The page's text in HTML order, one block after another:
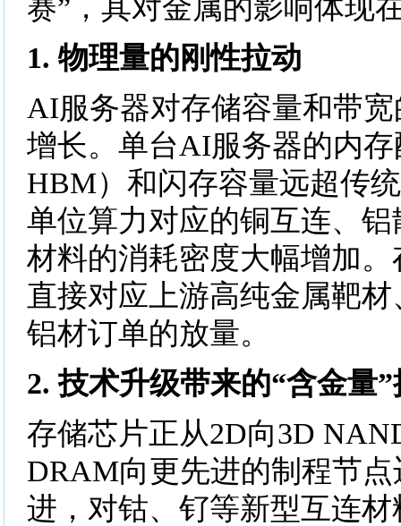
赛”，其对金属的影响体现
1. 物理量的刚性拉动
AI服务器对存储容量和带
增长。单台AI服务器的内
HBM）和闪存容量远超传
单位算力对应的铜互连、
材料的消耗密度大幅增加
直接对应上游高纯金属靶
铝材订单的放量。
2. 技术升级带来的“含金量
存储芯片正从2D向3D
DRAM向更先进的制程节
进，对钴、钌等新型互连